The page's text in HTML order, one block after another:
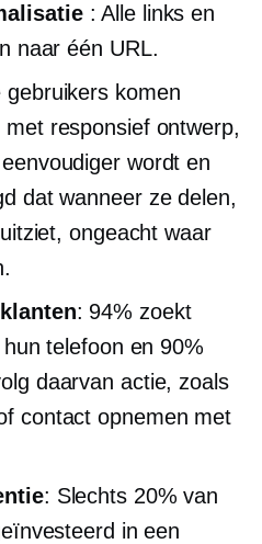
: Alle links en
naar één URL.
gebruikers komen
responsief ontwerp,
wordt en
dat wanneer ze delen,
ongeacht waar
: 94% zoekt
telefoon en 90%
daarvan actie, zoals
contact opnemen met
: Slechts 20% van
in een